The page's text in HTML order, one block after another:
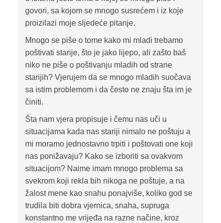
govori, sa kojom se mnogo susrećem i iz koje
proizilazi moje sljedeće pitanje.
Mnogo se piše o tome kako mi mladi trebamo
poštivati starije, što je jako lijepo, ali zašto baš
niko ne piše o poštivanju mladih od strane
starijih? Vjerujem da se mnogo mladih suočava
sa istim problemom i da često ne znaju šta im je
činiti.
Šta nam vjera propisuje i čemu nas uči u
situacijama kada nas stariji nimalo ne poštuju a
mi moramo jednostavno trpiti i poštovati one koji
nas ponižavaju? Kako se izboriti sa ovakvom
situacijom? Naime imam mnogo problema sa
svekrom koji rekla bih nikoga ne poštuje, a na
žalost mene kao snahu ponajviše, koliko god se
trudila biti dobra vjernica, snaha, supruga
konstantno me vrijeđa na razne načine, kroz